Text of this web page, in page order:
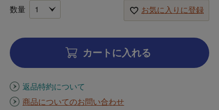
お気に入りに登録
カートに入れる
返品特約について
商品についてのお問い合わせ